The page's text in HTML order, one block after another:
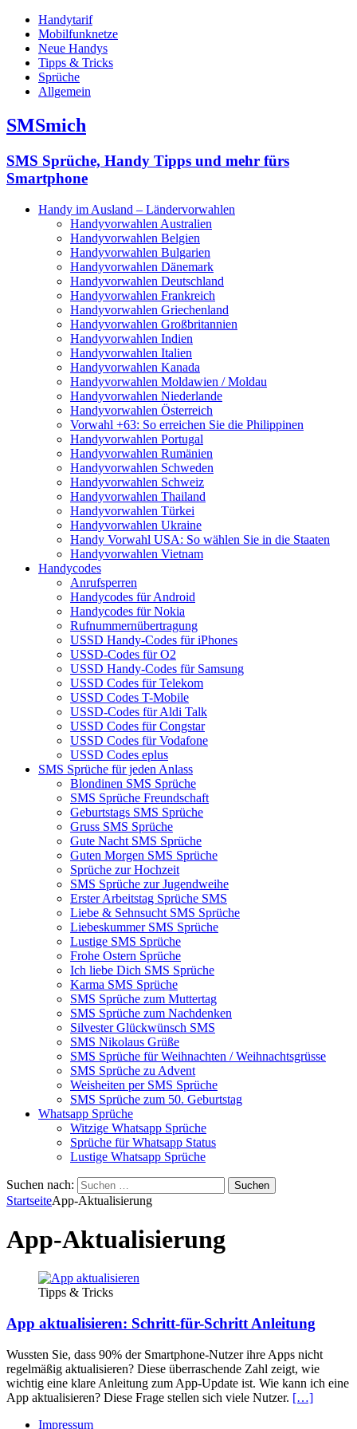
Handytarif
Mobilfunknetze
Neue Handys
Tipps & Tricks
Sprüche
Allgemein
SMSmich
SMS Sprüche, Handy Tipps und mehr fürs
Smartphone
Handy im Ausland – Ländervorwahlen
Handyvorwahlen Australien
Handyvorwahlen Belgien
Handyvorwahlen Bulgarien
Handyvorwahlen Dänemark
Handyvorwahlen Deutschland
Handyvorwahlen Frankreich
Handyvorwahlen Griechenland
Handyvorwahlen Großbritannien
Handyvorwahlen Indien
Handyvorwahlen Italien
Handyvorwahlen Kanada
Handyvorwahlen Moldawien / Moldau
Handyvorwahlen Niederlande
Handyvorwahlen Österreich
Vorwahl +63: So erreichen Sie die Philippinen
Handyvorwahlen Portugal
Handyvorwahlen Rumänien
Handyvorwahlen Schweden
Handyvorwahlen Schweiz
Handyvorwahlen Thailand
Handyvorwahlen Türkei
Handyvorwahlen Ukraine
Handy Vorwahl USA: So wählen Sie in die Staaten
Handyvorwahlen Vietnam
Handycodes
Anrufsperren
Handycodes für Android
Handycodes für Nokia
Rufnummernübertragung
USSD Handy-Codes für iPhones
USSD-Codes für O2
USSD Handy-Codes für Samsung
USSD Codes für Telekom
USSD Codes T-Mobile
USSD-Codes für Aldi Talk
USSD Codes für Congstar
USSD Codes für Vodafone
USSD Codes eplus
SMS Sprüche für jeden Anlass
Blondinen SMS Sprüche
SMS Sprüche Freundschaft
Geburtstags SMS Sprüche
Gruss SMS Sprüche
Gute Nacht SMS Sprüche
Guten Morgen SMS Sprüche
Sprüche zur Hochzeit
SMS Sprüche zur Jugendweihe
Erster Arbeitstag Sprüche SMS
Liebe & Sehnsucht SMS Sprüche
Liebeskummer SMS Sprüche
Lustige SMS Sprüche
Frohe Ostern Sprüche
Ich liebe Dich SMS Sprüche
Karma SMS Sprüche
SMS Sprüche zum Muttertag
SMS Sprüche zum Nachdenken
Silvester Glückwünsch SMS
SMS Nikolaus Grüße
SMS Sprüche für Weihnachten / Weihnachtsgrüsse
SMS Sprüche zu Advent
Weisheiten per SMS Sprüche
SMS Sprüche zum 50. Geburtstag
Whatsapp Sprüche
Witzige Whatsapp Sprüche
Sprüche für Whatsapp Status
Lustige Whatsapp Sprüche
Suchen nach:
StartseiteApp-Aktualisierung
App-Aktualisierung
Tipps & Tricks
App aktualisieren: Schritt-für-Schritt Anleitung
Wussten Sie, dass 90% der Smartphone-Nutzer ihre Apps nicht
regelmäßig aktualisieren? Diese überraschende Zahl zeigt, wie
wichtig eine klare Anleitung zum App-Update ist. Wie kann ich eine
App aktualisieren? Diese Frage stellen sich viele Nutzer. […]
Impressum